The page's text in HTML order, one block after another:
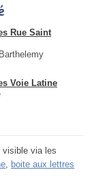
Rue Saint
Voie Latine
via les
, boite aux lettres